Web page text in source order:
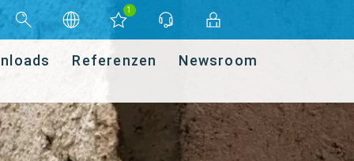
1
Referenzen Newsroom